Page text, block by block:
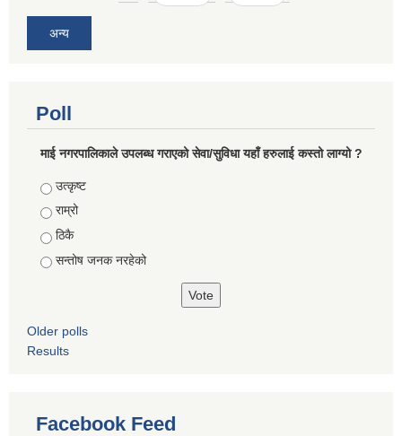
अन्य
Poll
माई नगरपालिकाले उपलब्ध गराएको सेवा/सुविधा यहाँ हरुलाई कस्तो लाग्यो ?
Choices
उत्कृष्ट
राम्रो
ठिकै
सन्तोष जनक नरहेको
Older polls
Results
Facebook Feed